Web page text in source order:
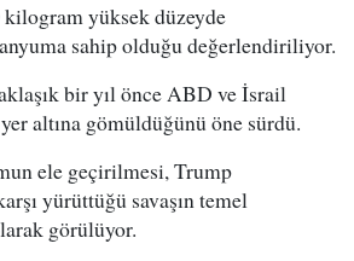
kilogram yüksek düzeyde
sahip olduğu değerlendiriliyor.
bir yıl önce ABD ve İsrail
yer altına gömüldüğünü öne sürdü.
ele geçirilmesi, Trump
yürüttüğü savaşın temel
görülüyor.